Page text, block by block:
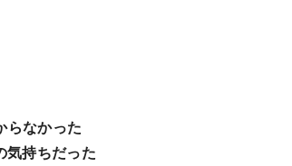
らなかった
気持ちだった